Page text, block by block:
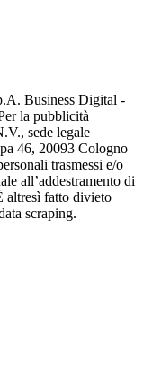
Business Digital -
la pubblicità
sede legale
46, 20093 Cologno
trasmessi e/o
all’addestramento di
altresì fatto divieto
scraping.